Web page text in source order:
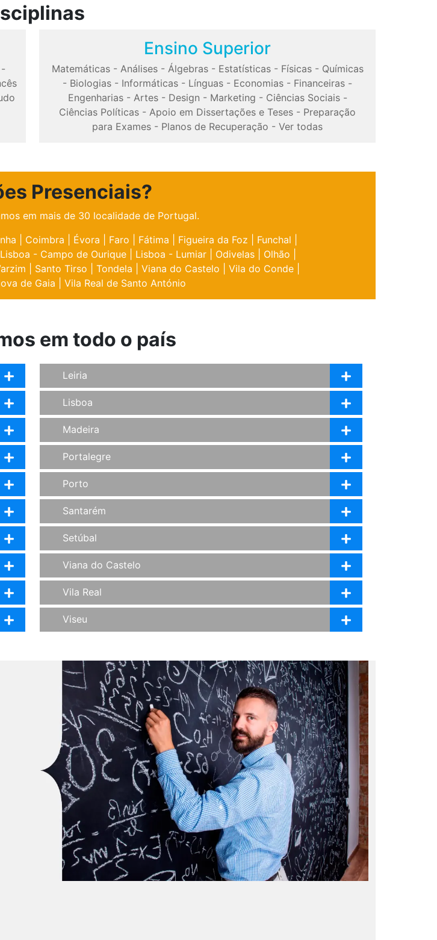
-
Ensino Superior
Matemáticas- Análises- Álgebras- Estatísticas- Físicas- Químicas
- Biologias - Informáticas - Línguas - Economias - Financeiras -
Engenharias- Artes- Design - Marketing - Ciências Sociais-
Ciências Políticas - Apoio em Dissertações e Teses - Preparação
para Exames - Planos de Recuperação - Ver todas
Presenciais?
em mais de 30 localidade de Portugal.
Coimbra Évora Faro Fátima Figueira da Foz Funchal
Lisboa - Campo de Ourique Lisboa - Lumiar Odivelas Olhão
Santo Tirso Tondela Viana do Castelo Vila do Conde
de Gaia Vila Real de Santo António
em todo o país
Leiria
Lisboa
Madeira
Portalegre
Porto
Santarém
Setúbal
Viana do Castelo
Vila Real
Viseu